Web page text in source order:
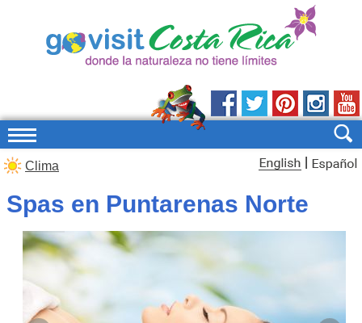
Clima
Spas en Puntarenas Norte